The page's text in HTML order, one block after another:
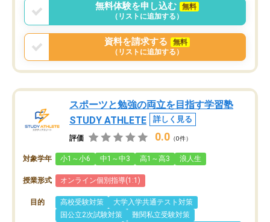
無料体験を申し込む
無料
（リストに追加する）
資料を請求する
無料
（リストに追加する）
スポーツと勉強の両立を目指す学習塾
STUDY ATHLETE
詳しく見る
評価 0.0 （0件）
対象学年 小1～小6 中1～中3 高1～高3 浪人生
授業形式 オンライン個別指導(1:1)
目的 高校受験対策
大学入学共通テスト対策
国公立2次試験対策
難関私立受験対策